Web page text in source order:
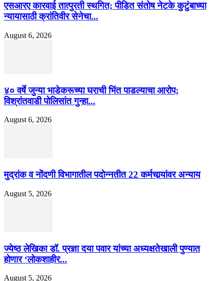
एसआरए कारवाई तात्पुरती स्थगित; पीडित संतोष नेटके कुटुंबाच्या
न्यायासाठी क्रांतिवीर सेनेचा...
August 6, 2026
४० वर्षे जुन्या भाडेकरूच्या घराची भिंत पाडल्याचा आरोप;
विश्रांतवाडी पोलिसांत गुन्हा...
August 6, 2026
मुद्रांक व नोंदणी विभागातील पदोन्नतीत 22 कर्मचार्‍यांवर अन्याय
August 5, 2026
ज्येष्ठ लेखिका डॉ. प्रज्ञा दया पवार यांच्या अध्यक्षतेखाली पुण्यात
होणार ‘लोकशाहीर...
August 5, 2026